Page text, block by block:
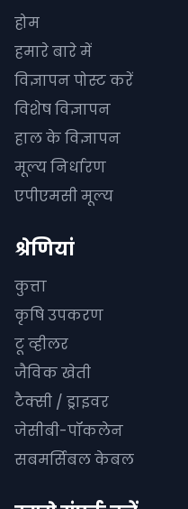
होम
हमारे बारे में
विज्ञापन पोस्ट करें
विशेष विज्ञापन
हाल के विज्ञापन
मूल्य निर्धारण
एपीएमसी मूल्य
श्रेणियां
कुत्ता
कृषि उपकरण
टू व्हीलर
जैविक खेती
टैक्सी / ड्राइवर
जेसीबी-पॉकलेन
सबमर्सिबल केबल